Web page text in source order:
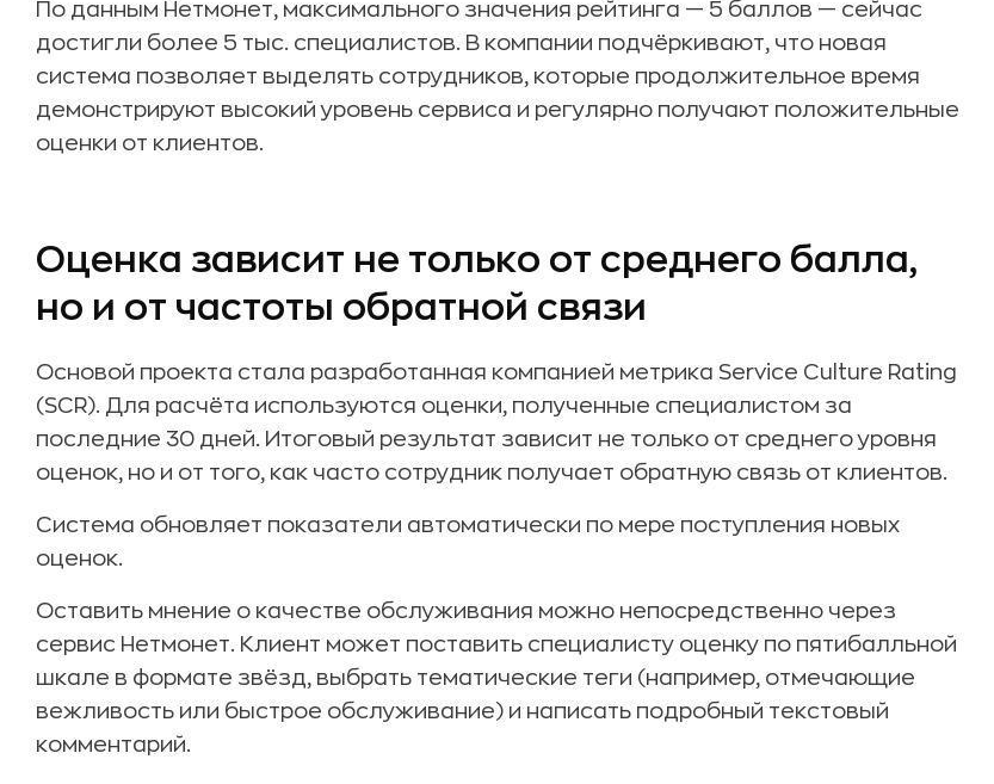
По данным Нетмонет, максимального значения рейтинга — 5 баллов — сейчас
достигли более 5 тыс. специалистов. В компании подчёркивают, что новая
система позволяет выделять сотрудников, которые продолжительное время
демонстрируют высокий уровень сервиса и регулярно получают положительные
оценки от клиентов.
Оценка зависит не только от среднего балла,
но и от частоты обратной связи
Основой проекта стала разработанная компанией метрика Service Culture Rating
(SCR). Для расчёта используются оценки, полученные специалистом за
последние 30 дней. Итоговый результат зависит не только от среднего уровня
оценок, но и от того, как часто сотрудник получает обратную связь от клиентов.
Система обновляет показатели автоматически по мере поступления новых
оценок.
Оставить мнение о качестве обслуживания можно непосредственно через
сервис Нетмонет. Клиент может поставить специалисту оценку по пятибалльной
шкале в формате звёзд, выбрать тематические теги (например, отмечающие
вежливость или быстрое обслуживание) и написать подробный текстовый
комментарий.